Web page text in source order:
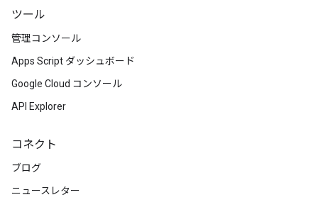
ツール
管理コンソール
Apps Script ダッシュボード
Google Cloud コンソール
API Explorer
コネクト
ブログ
ニュースレター